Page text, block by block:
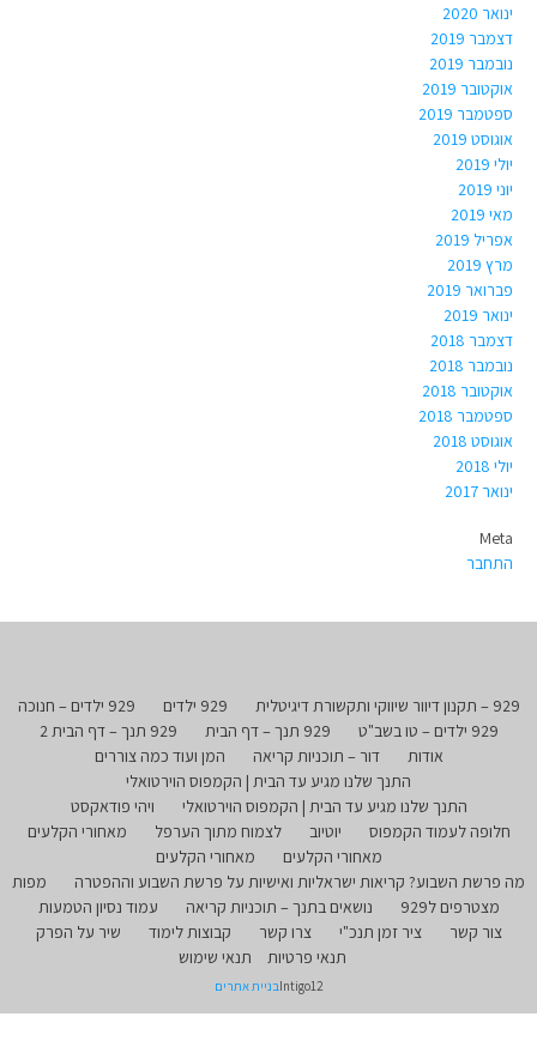
ינואר 2020
דצמבר 2019
נובמבר 2019
אוקטובר 2019
ספטמבר 2019
אוגוסט 2019
יולי 2019
יוני 2019
מאי 2019
אפריל 2019
מרץ 2019
פברואר 2019
ינואר 2019
דצמבר 2018
נובמבר 2018
אוקטובר 2018
ספטמבר 2018
אוגוסט 2018
יולי 2018
ינואר 2017
Meta
התחבר
929 – תקנון דיוור שיווקי ותקשורת דיגיטלית 929 ילדים
929 ילדים – חנוכה
929 ילדים – טו בשב"ט
929 תנך – דף הבית
929 תנך – דף הבית 2
אודות
דור – תוכניות קריאה
המן ועוד כמה צוררים
התנך שלנו מגיע עד הבית | הקמפוס הוירטואלי
התנך שלנו מגיע עד הבית | הקמפוס הוירטואלי
ויהי פודאקסט
חלופה לעמוד הקמפוס
יוטיוב לצמוח מתוך הערפל
מאחורי הקלעים
מאחורי הקלעים
מאחורי הקלעים
מה פרשת השבוע? קריאות ישראליות ואישיות על פרשת השבוע וההפטרה
מפות
מצטרפים ל929
נושאים בתנך – תוכניות קריאה
עמוד נסיון הטמעות
צור קשר
ציר זמן תנכ"י צרו קשר קבוצות לימוד
שיר על הפרק
תנאי פרטיות
תנאי שימוש
Intigo12בניית אתרים